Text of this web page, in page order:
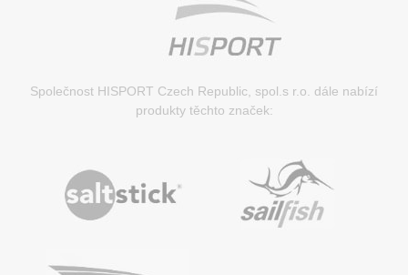
Společnost HISPORT Czech Republic, spol.s r.o. dále nabízí
produkty těchto značek: